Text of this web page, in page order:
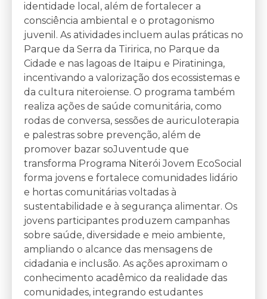
identidade local, além de fortalecer a
consciência ambiental e o protagonismo
juvenil. As atividades incluem aulas práticas no
Parque da Serra da Tiririca, no Parque da
Cidade e nas lagoas de Itaipu e Piratininga,
incentivando a valorização dos ecossistemas e
da cultura niteroiense. O programa também
realiza ações de saúde comunitária, como
rodas de conversa, sessões de auriculoterapia
e palestras sobre prevenção, além de
promover bazar soJuventude que
transforma Programa Niterói Jovem EcoSocial
forma jovens e fortalece comunidades lidário
e hortas comunitárias voltadas à
sustentabilidade e à segurança alimentar. Os
jovens participantes produzem campanhas
sobre saúde, diversidade e meio ambiente,
ampliando o alcance das mensagens de
cidadania e inclusão. As ações aproximam o
conhecimento acadêmico da realidade das
comunidades, integrando estudantes